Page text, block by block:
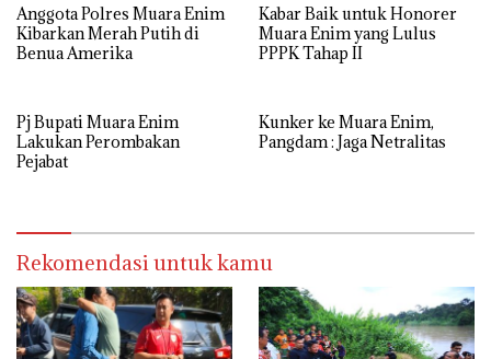
Anggota Polres Muara Enim
Kibarkan Merah Putih di
Benua Amerika
Kabar Baik untuk Honorer
Muara Enim yang Lulus
PPPK Tahap II
Pj Bupati Muara Enim
Lakukan Perombakan
Pejabat
Kunker ke Muara Enim,
Pangdam : Jaga Netralitas
Rekomendasi untuk kamu